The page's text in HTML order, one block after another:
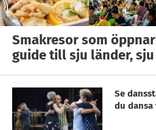
Smakresor som
guide till sju länder,
Se
du